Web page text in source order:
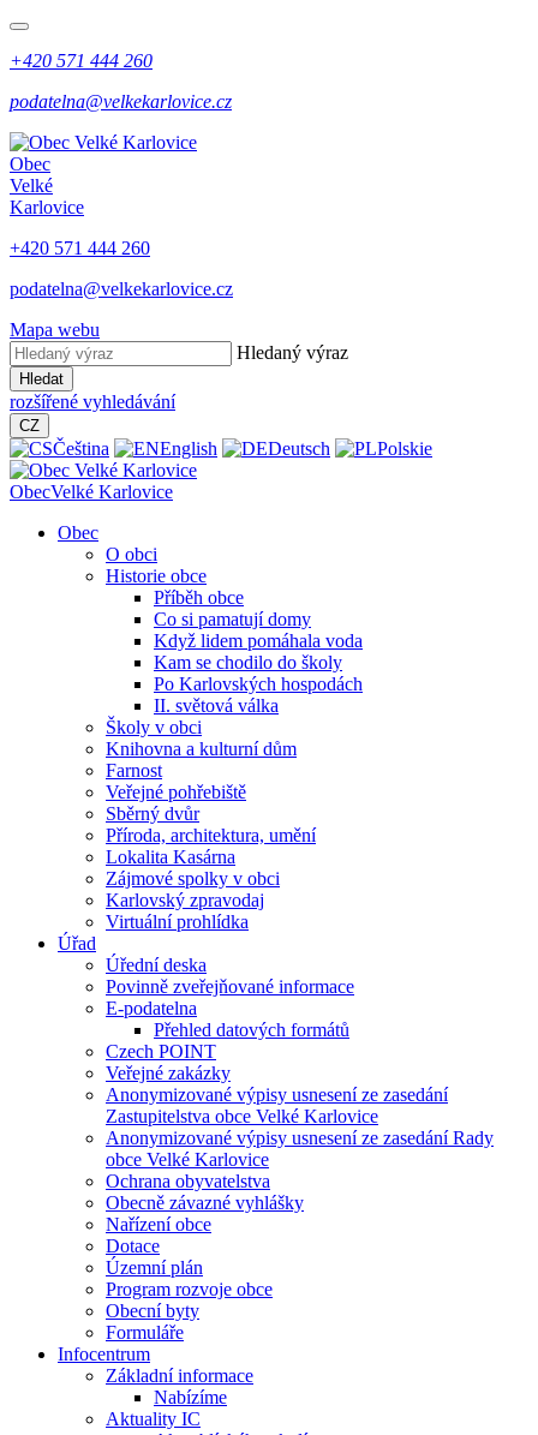
+420 571 444 260
podatelna@velkekarlovice.cz
Obec
Velké
Karlovice
+420 571 444 260
podatelna@velkekarlovice.cz
Mapa webu
Hledaný výraz
Hledat
rozšířené vyhledávání
CZ
Čeština English Deutsch Polskie
ObecVelké Karlovice
Obec
O obci
Historie obce
Příběh obce
Co si pamatují domy
Když lidem pomáhala voda
Kam se chodilo do školy
Po Karlovských hospodách
II. světová válka
Školy v obci
Knihovna a kulturní dům
Farnost
Veřejné pohřebiště
Sběrný dvůr
Příroda, architektura, umění
Lokalita Kasárna
Zájmové spolky v obci
Karlovský zpravodaj
Virtuální prohlídka
Úřad
Úřední deska
Povinně zveřejňované informace
E-podatelna
Přehled datových formátů
Czech POINT
Veřejné zakázky
Anonymizované výpisy usnesení ze zasedání
Zastupitelstva obce Velké Karlovice
Anonymizované výpisy usnesení ze zasedání Rady
obce Velké Karlovice
Ochrana obyvatelstva
Obecně závazné vyhlášky
Nařízení obce
Dotace
Územní plán
Program rozvoje obce
Obecní byty
Formuláře
Infocentrum
Základní informace
Nabízíme
Aktuality IC